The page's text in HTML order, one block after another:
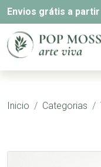
Envios grátis a
Inicio Categorias